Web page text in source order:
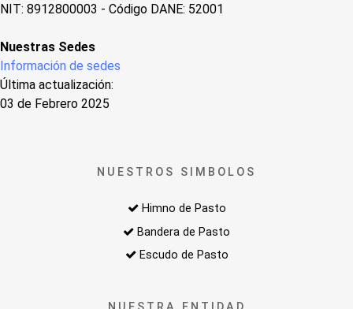
NIT: 8912800003 - Código DANE: 52001
Nuestras Sedes
Información de sedes
Última actualización:
03 de Febrero 2025
NUESTROS SIMBOLOS
Himno de Pasto
Bandera de Pasto
Escudo de Pasto